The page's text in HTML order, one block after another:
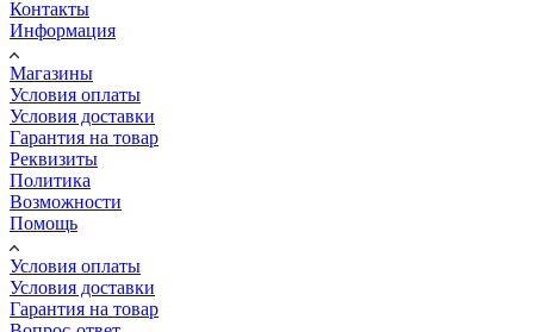
Контакты
Информация
Магазины
Условия оплаты
Условия доставки
Гарантия на товар
Реквизиты
Политика
Возможности
Помощь
Условия оплаты
Условия доставки
Гарантия на товар